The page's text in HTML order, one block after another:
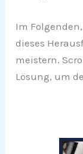
Im
dieses
meistern.
Lösung, um